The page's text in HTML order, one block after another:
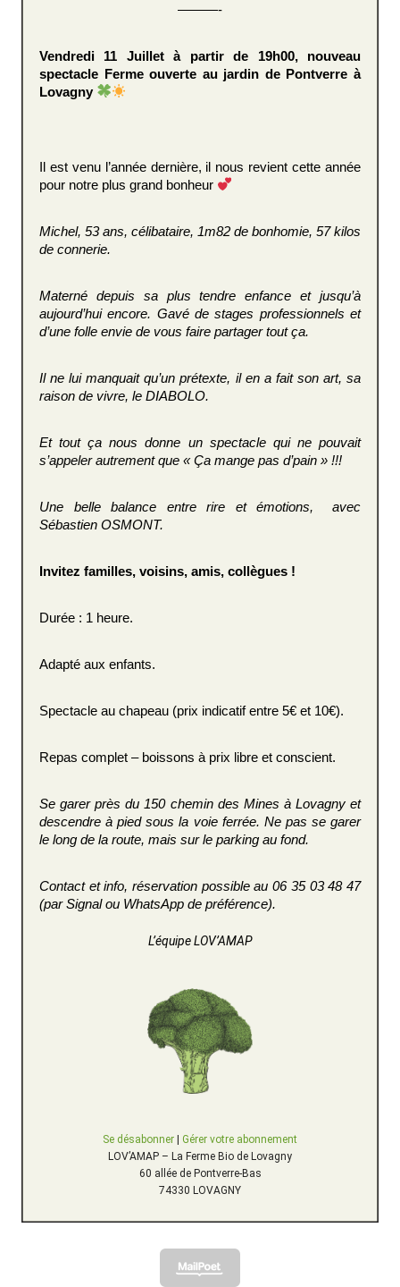
———-
Vendredi 11 Juillet à partir de 19h00, nouveau
spectacle Ferme ouverte au jardin de Pontverre à
Lovagny
Il est venu l’année dernière, il nous revient cette année
pour notre plus grand bonheur
Michel, 53 ans, célibataire, 1m82 de bonhomie, 57 kilos
de connerie.
Materné depuis sa plus tendre enfance et jusqu’à
aujourd’hui encore. Gavé de stages professionnels et
d’une folle envie de vous faire partager tout ça.
Il ne lui manquait qu’un prétexte, il en a fait son art, sa
raison de vivre, le DIABOLO.
Et tout ça nous donne un spectacle qui ne pouvait
s’appeler autrement que « Ça mange pas d’pain » !!!
Une belle balance entre rire et émotions, avec
Sébastien OSMONT.
Invitez familles, voisins, amis, collègues !
Durée : 1 heure.
Adapté aux enfants.
Spectacle au chapeau (prix indicatif entre 5€ et 10€).
Repas complet – boissons à prix libre et conscient.
Se garer près du 150 chemin des Mines à Lovagny et
descendre à pied sous la voie ferrée. Ne pas se garer
le long de la route, mais sur le parking au fond.
Contact et info, réservation possible au 06 35 03 48 47
(par Signal ou WhatsApp de préférence).
L’équipe LOV’AMAP
Se désabonner | Gérer votre abonnement
LOV’AMAP – La Ferme Bio de Lovagny
60 allée de Pontverre-Bas
74330 LOVAGNY